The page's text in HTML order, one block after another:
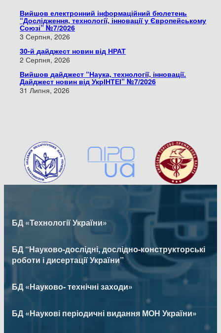
Вийшов електронний інформаційний бюлетень
“Дослідження, технології, інновації у Європейському
Союзі” №7/2026
3 Серпня, 2026
30-й дайджест новин від НРАТ
2 Серпня, 2026
Вийшов дайджест “Наука, технології, інновації.
Дайджест новин від УкрІНТЕІ” №7/2026
31 Липня, 2026
БД «Технології України»
БД “Науково-дослідні, дослідно-конструкторські
роботи і дисертації України”
БД «Науково- технічні заходи»
БД «Наукові періодичні видання МОН України»